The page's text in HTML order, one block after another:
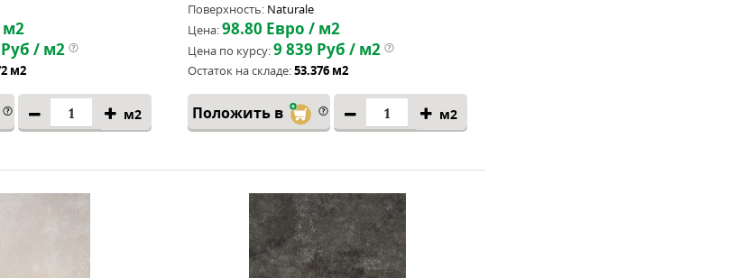
м2
Руб / м2
м2
м2
Поверхность: Naturale
Цена:98.80 Евро / м2
Цена по курсу:9 839 Руб / м2
Остаток на складе:53.376 м2
Положить в м2